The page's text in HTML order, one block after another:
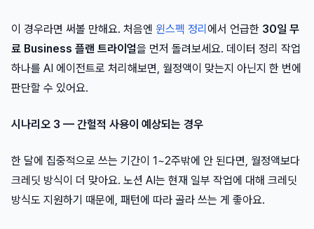
이 경우라면 써볼 만해요. 처음엔 윈스펙 정리 에서 언급한 30일 무
료 Business 플랜 트라이얼을 먼저 돌려보세요. 데이터 정리 작업
하나를 AI 에이전트로 처리해보면, 월정액이 맞는지 아닌지 한 번에
판단할 수 있어요.
시나리오 3 — 간헐적 사용이 예상되는 경우
한 달에 집중적으로 쓰는 기간이 1~2주밖에 안 된다면, 월정액보다
크레딧 방식이 더 맞아요. 노션 AI는 현재 일부 작업에 대해 크레딧
방식도 지원하기 때문에, 패턴에 따라 골라 쓰는 게 좋아요.